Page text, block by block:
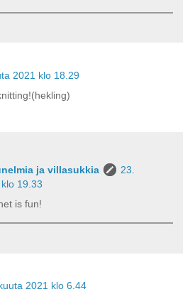
2021 klo 18.29
ja villasukkia
23.
19.33
is fun!
2021 klo 6.44